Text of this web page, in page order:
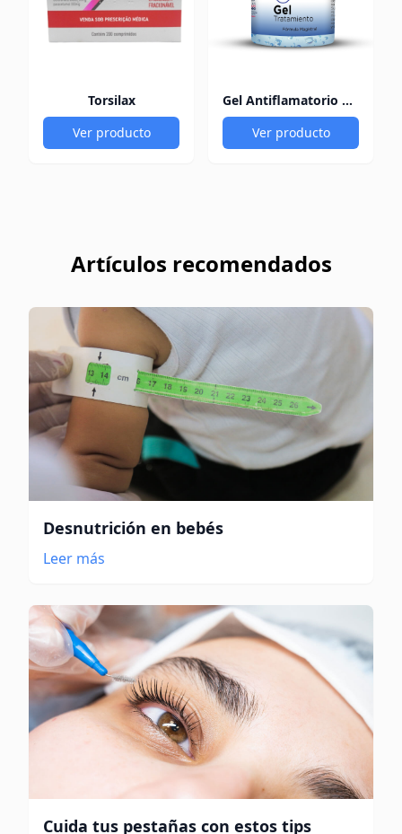
Torsilax
Ver producto
Gel Antiflamatorio 60Gr
Ver producto
Artículos recomendados
Desnutrición en bebés
Leer más
Cuida tus pestañas con estos tips